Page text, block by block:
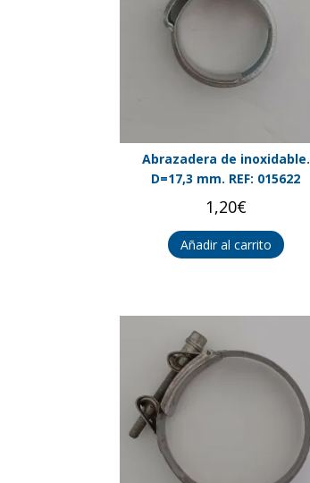
Abrazadera de inoxidable.
D=17,3 mm. REF: 015622
1,20€
Añadir al carrito